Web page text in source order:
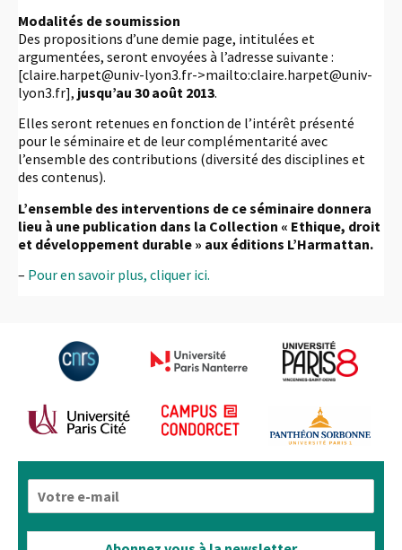
Modalités de soumission
Des propositions d’une demie page, intitulées et
argumentées, seront envoyées à l’adresse suivante :
[claire.harpet@univ-lyon3.fr->mailto:claire.harpet@univ-
lyon3.fr], jusqu’au 30 août 2013.
Elles seront retenues en fonction de l’intérêt présenté
pour le séminaire et de leur complémentarité avec
l’ensemble des contributions (diversité des disciplines et
des contenus).
L’ensemble des interventions de ce séminaire donnera
lieu à une publication dans la Collection « Ethique, droit
et développement durable » aux éditions L’Harmattan.
– Pour en savoir plus, cliquer ici.